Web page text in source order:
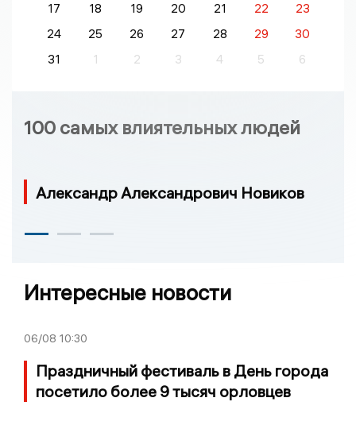
17
18 19 20 21 22
23
24
25 26 27 28 29
30
31
1 2 3 4 5 6
100 самых влиятельных людей
Александр Александрович Новиков
Интересные новости
06/08 10:30
Праздничный фестиваль в День города
посетило более 9 тысяч орловцев